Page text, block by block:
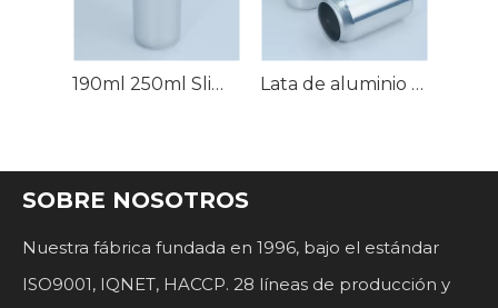
190ml 250ml Slim 330ml 355ml Lata de aluminio elegante Lata de aluminio de cerveza estándar rechoncha de 250 ml, 330 ml y 355 ml
SOBRE NOSOTROS
Nuestra fábrica fundada en 1996, bajo el estándar
ISO9001, IQNET, HACCP. 28 líneas de producción y